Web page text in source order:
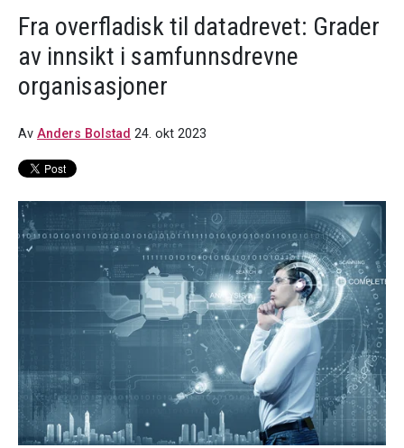
Fra overfladisk til datadrevet: Grader
av innsikt i samfunnsdrevne
organisasjoner
Av Anders Bolstad 24. okt 2023